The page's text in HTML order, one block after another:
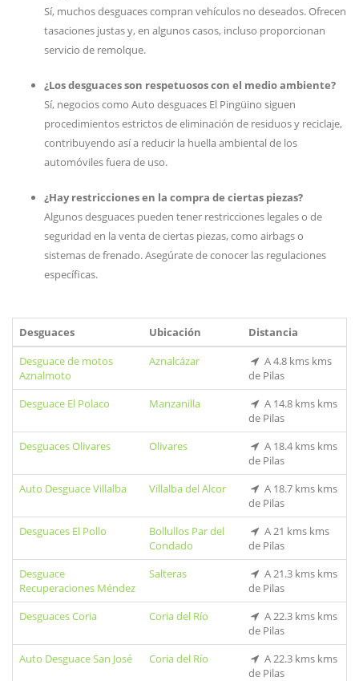
Sí, muchos desguaces compran vehículos no deseados. Ofrecen
tasaciones justas y, en algunos casos, incluso proporcionan
servicio de remolque.
¿Los desguaces son respetuosos con el medio ambiente?
Sí, negocios como Auto desguaces El Pingüino siguen
procedimientos estrictos de eliminación de residuos y reciclaje,
contribuyendo así a reducir la huella ambiental de los
automóviles fuera de uso.
¿Hay restricciones en la compra de ciertas piezas?
Algunos desguaces pueden tener restricciones legales o de
seguridad en la venta de ciertas piezas, como airbags o
sistemas de frenado. Asegúrate de conocer las regulaciones
específicas.
Desguaces Ubicación
Distancia
Desguace de motos
Aznalmoto
Aznalcázar
A 4.8 kms kms
de Pilas
Desguace El Polaco
Manzanilla
A 14.8 kms kms
de Pilas
Desguaces Olivares
Olivares
A 18.4 kms kms
de Pilas
Auto Desguace Villalba
Villalba del Alcor
A 18.7 kms kms
de Pilas
Desguaces El Pollo
Bollullos Par del
Condado
A 21 kms kms
de Pilas
Desguace
Recuperaciones Méndez
Salteras
A 21.3 kms kms
de Pilas
Desguaces Coria
Coria del Río
A 22.3 kms kms
de Pilas
Auto Desguace San José
Coria del Río
A 22.3 kms kms
de Pilas